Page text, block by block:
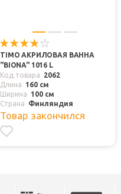
TIMO АКРИЛОВАЯ ВАННА
"BIONA" 1016 L
Код товара
2062
Длина
160 см
Ширина
100 см
Страна
Финляндия
Товар закончился